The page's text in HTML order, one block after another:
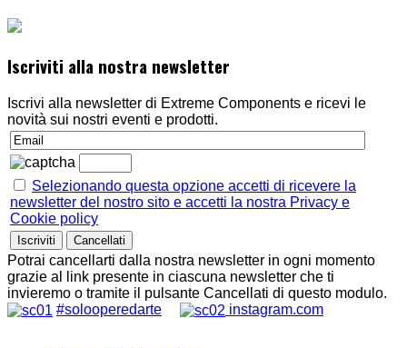
Iscriviti alla nostra newsletter
Iscrivi alla newsletter di Extreme Components e ricevi le
novità sui nostri eventi e prodotti.
Selezionando questa opzione accetti di ricevere la
newsletter del nostro sito e accetti la nostra Privacy e
Cookie policy
Potrai cancellarti dalla nostra newsletter in ogni momento
grazie al link presente in ciascuna newsletter che ti
invieremo o tramite il pulsante Cancellati di questo modulo.
#solooperedarte
instagram.com